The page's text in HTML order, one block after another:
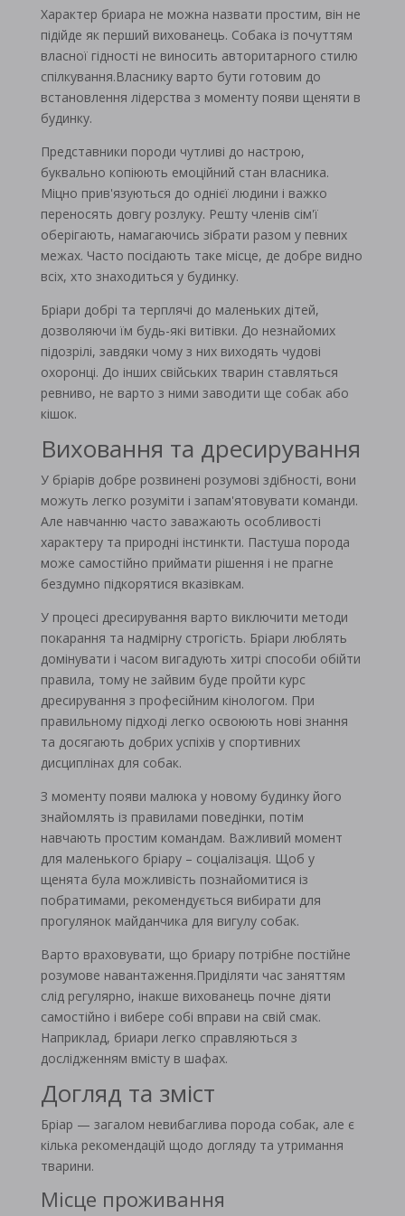
Характер бриара не можна назвати простим, він не
підійде як перший вихованець. Собака із почуттям
власної гідності не виносить авторитарного стилю
спілкування.Власнику варто бути готовим до
встановлення лідерства з моменту появи щеняти в
будинку.
Представники породи чутливі до настрою,
буквально копіюють емоційний стан власника.
Міцно прив'язуються до однієї людини і важко
переносять довгу розлуку. Решту членів сім'ї
оберігають, намагаючись зібрати разом у певних
межах. Часто посідають таке місце, де добре видно
всіх, хто знаходиться у будинку.
Бріари добрі та терплячі до маленьких дітей,
дозволяючи їм будь-які витівки. До незнайомих
підозрілі, завдяки чому з них виходять чудові
охоронці. До інших свійських тварин ставляться
ревниво, не варто з ними заводити ще собак або
кішок.
Виховання та дресирування
У бріарів добре розвинені розумові здібності, вони
можуть легко розуміти і запам'ятовувати команди.
Але навчанню часто заважають особливості
характеру та природні інстинкти. Пастуша порода
може самостійно приймати рішення і не прагне
бездумно підкорятися вказівкам.
У процесі дресирування варто виключити методи
покарання та надмірну строгість. Бріари люблять
домінувати і часом вигадують хитрі способи обійти
правила, тому не зайвим буде пройти курс
дресирування з професійним кінологом. При
правильному підході легко освоюють нові знання
та досягають добрих успіхів у спортивних
дисциплінах для собак.
З моменту появи малюка у новому будинку його
знайомлять із правилами поведінки, потім
навчають простим командам. Важливий момент
для маленького бріару – соціалізація. Щоб у
щенята була можливість познайомитися із
побратимами, рекомендується вибирати для
прогулянок майданчика для вигулу собак.
Варто враховувати, що бриару потрібне постійне
розумове навантаження.Приділяти час заняттям
слід регулярно, інакше вихованець почне діяти
самостійно і вибере собі вправи на свій смак.
Наприклад, бриари легко справляються з
дослідженням вмісту в шафах.
Догляд та зміст
Бріар — загалом невибаглива порода собак, але є
кілька рекомендацій щодо догляду та утримання
тварини.
Місце проживання